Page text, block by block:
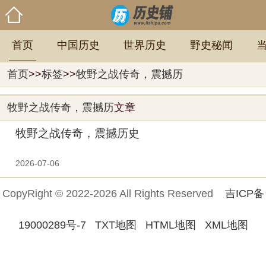
首页 中国历史 世界历史 野史秘闻
首页>>标签>>牧野之战传奇，震撼历
牧野之战传奇，震撼历文章
牧野之战传奇，震撼历史
2026-07-06
CopyRight © 2022-2026 All Rights Reserved 吉ICP备
19000289号-7 TXT地图 HTML地图 XML地图